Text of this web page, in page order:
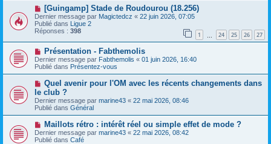
a
g
e
a
u
m
e
s
s
a
g
e
N
o
u
v
e
a
m
e
s
s
a
g
e
[Guingamp] Stade de Roudourou (18.256)
Dernier message par Magictedcz « 22 juin 2026, 07:05
Publié dans Ligue 2
Réponses : 398 1 24 25 26 27
N
o
u
v
a
u
m
e
s
s
a
g
Présentation - Fabthemolis
Dernier message par Fabthemolis « 01 juin 2026, 16:40
Publié dans Présentez-vous
N
u
v
e
a
m
e
Quel avenir pour l'OM avec les récents changements dans
le club ?
Dernier message par marine43 « 22 mai 2026, 08:46
Publié dans Général
N
o
u
Maillots rétro : intérêt réel ou simple effet de mode ?
Dernier message par marine43 « 22 mai 2026, 08:42
Publié dans Café